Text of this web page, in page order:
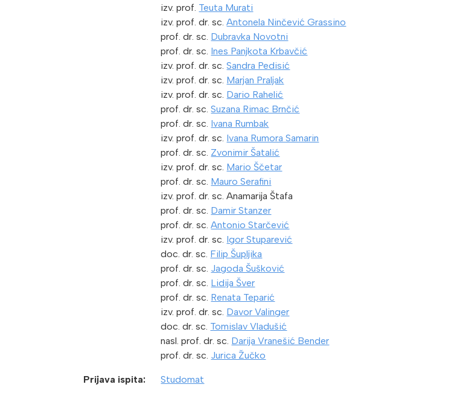
izv. prof. Teuta Murati
izv. prof. dr. sc.Antonela Ninčević Grassino
prof. dr. sc. Dubravka Novotni
prof. dr. sc. Ines Panjkota Krbavčić
izv. prof. dr. sc.Sandra Pedisić
izv. prof. dr. sc. Marjan Praljak
izv. prof. dr. sc. Dario Rahelić
prof. dr. sc.Suzana Rimac Brnčić
prof. dr. sc. Ivana Rumbak
izv. prof. dr. sc. Ivana Rumora Samarin
prof. dr. sc. Zvonimir Šatalić
izv. prof. dr. sc. Mario Ščetar
prof. dr. sc. Mauro Serafini
izv. prof. dr. sc. Anamarija Štafa
prof. dr. sc. Damir Stanzer
prof. dr. sc.Antonio Starčević
izv. prof. dr. sc. Igor Stuparević
doc. dr. sc. Filip Šupljika
prof. dr. sc. Jagoda Šušković
prof. dr. sc. Lidija Šver
prof. dr. sc. Renata Teparić
izv. prof. dr. sc. Davor Valinger
doc. dr. sc. Tomislav Vladušić
nasl. prof. dr. sc. Darija Vranešić Bender
prof. dr. sc. Jurica Žučko
Prijava ispita: Studomat